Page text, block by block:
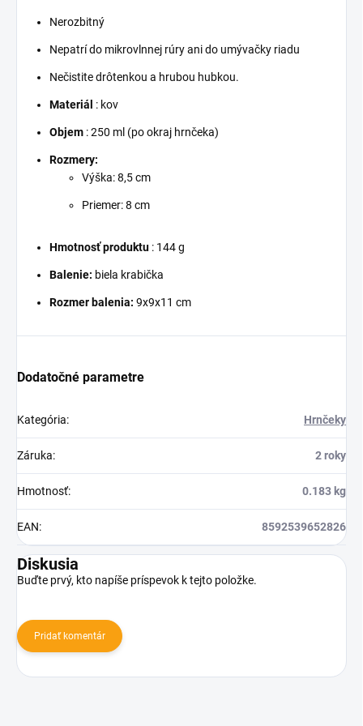
Nerozbitný
Nepatrí do mikrovlnnej rúry ani do umývačky riadu
Nečistite drôtenkou a hrubou hubkou.
Materiál : kov
Objem : 250 ml (po okraj hrnčeka)
Rozmery:
Výška: 8,5 cm
Priemer: 8 cm
Hmotnosť produktu : 144 g
Balenie: biela krabička
Rozmer balenia: 9x9x11 cm
Dodatočné parametre
Kategória: Hrnčeky
Záruka: 2 roky
Hmotnosť: 0.183 kg
EAN: 8592539652826
Diskusia
Buďte prvý, kto napíše príspevok k tejto položke.
Pridať komentár